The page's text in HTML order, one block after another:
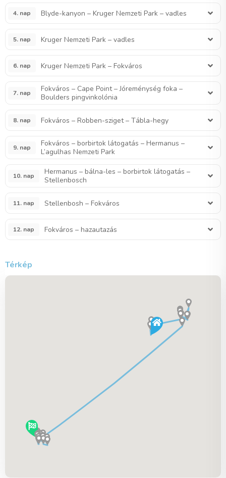
4. nap Blyde-kanyon – Kruger Nemzeti Park – vadles
5. nap Kruger Nemzeti Park – vadles
6. nap Kruger Nemzeti Park – Fokváros
7. nap
Fokváros – Cape Point – Jóreménység foka –
Boulders pingvinkolónia
8. nap Fokváros – Robben-sziget – Tábla-hegy
9. nap
Fokváros – borbirtok látogatás – Hermanus –
L’agulhas Nemzeti Park
10. nap
Hermanus – bálna-les – borbirtok látogatás –
Stellenbosch
11. nap Stellenbosh – Fokváros
12. nap Fokváros – hazautazás
Térkép